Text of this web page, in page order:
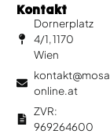
Kontakt
Dornerplatz
4/1, 1170
Wien
online.at
ZVR:
969264600